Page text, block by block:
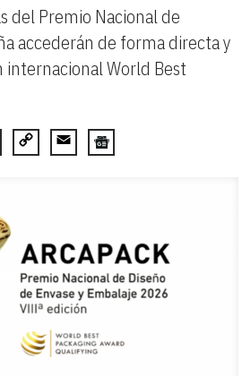
del Premio Nacional de
accederán de forma directa y
internacional World Best
Copy
Email